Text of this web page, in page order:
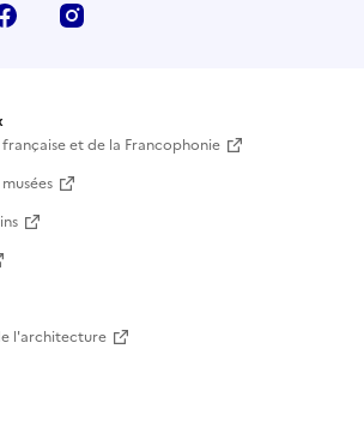
Facebook
et de la Francophonie
l'architecture